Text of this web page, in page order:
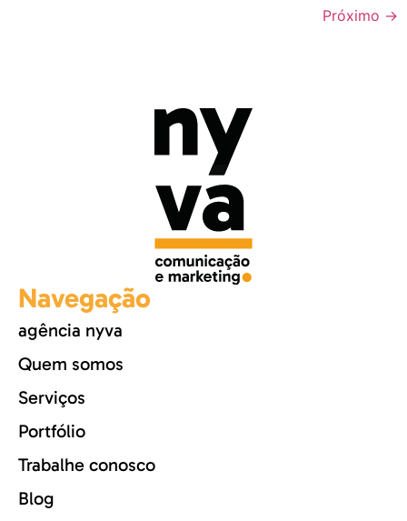
Próximo →
Navegação
agência nyva
Quem somos
Serviços
Portfólio
Trabalhe conosco
Blog